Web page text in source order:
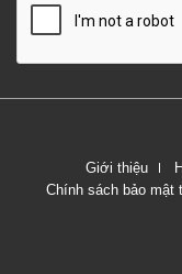
Giới thiệu
Chính sách bảo mật